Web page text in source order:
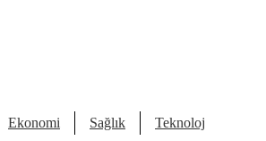
Ekonomi Sağlık Teknoloji